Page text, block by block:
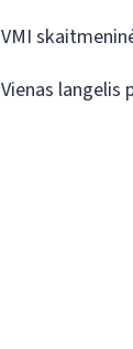
VMI
Vienas langelis